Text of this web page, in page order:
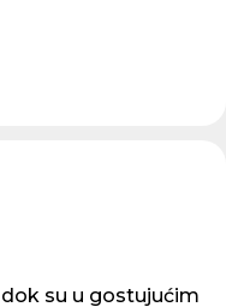
su u gostujućim